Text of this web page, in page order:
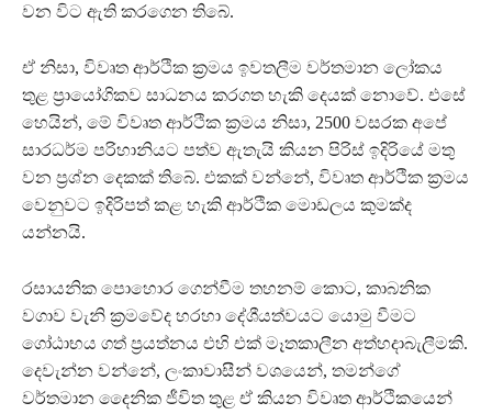
වන විට ඇති කරගෙන තිබේ.
ඒ නිසා, විවෘත ආර්ථික ක්‍රමය ඉවතලීම වර්තමාන ලෝකය
තුළ ප්‍රායෝගිකව සාධනය කරගත හැකි දෙයක් නොවේ. එසේ
හෙයින්, මේ විවෘත ආර්ථික ක්‍රමය නිසා, 2500 වසරක අපේ
සාරධර්ම පරිහානියට පත්ව ඇතැයි කියන පිරිස් ඉදිරියේ මතු
වන ප්‍රශ්න දෙකක් තිබේ. එකක් වන්නේ, විවෘත ආර්ථික ක්‍රමය
වෙනුවට ඉදිරිපත් කළ හැකි ආර්ථික මොඩලය කුමක්ද
යන්නයි.
රසායනික පොහොර ගෙන්වීම තහනම් කොට, කාබනික
වගාව වැනි ක්‍රමවේද හරහා දේශීයත්වයට යොමු වීමට
ගෝඨාභය ගත් ප්‍රයත්නය එහි එක් මෑතකාලීන අත්හදාබැලීමකි.
දෙවැන්න වන්නේ, ලංකාවාසීන් වශයෙන්, තමන්ගේ
වර්තමාන දෛනික ජීවිත තුළ ඒ කියන විවෘත ආර්ථිකයෙන්